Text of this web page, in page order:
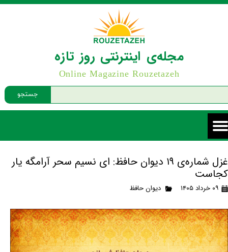
جستجو
مجله‌ی اینترنتی روز تازه
Online Magazine Rouzetazeh
غزل شماره‌ی ۱۹ دیوان حافظ: ای نسیم سحر آرامگه یار
کجاست
۰۹ خرداد ۱۴۰۵ دیوان حافظ